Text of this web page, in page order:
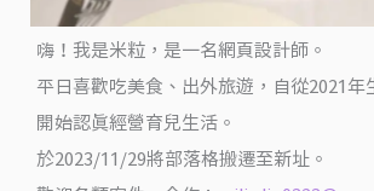
嗨！我是米粒，是一名網頁設計師。
平日喜歡吃美食、出外旅遊，自從2021年
開始認真經營育兒生活。
於2023/11/29將部落格搬遷至新址。